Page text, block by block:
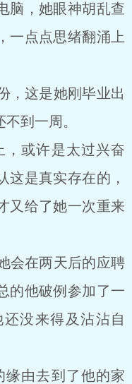
脑，她眼神胡乱查
一点点思绪翻涌上
这是她刚毕业出
到一周。
或许是太过兴奋
这是真实存在的，
又给了她一次重来
在两天后的应聘
的他破例参加了一
没来得及沾沾自
由去到了他的家